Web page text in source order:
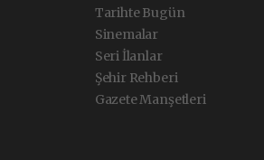
Tarihte Bugün
Sinemalar
Seri İlanlar
Şehir Rehberi
Gazete Manşetleri